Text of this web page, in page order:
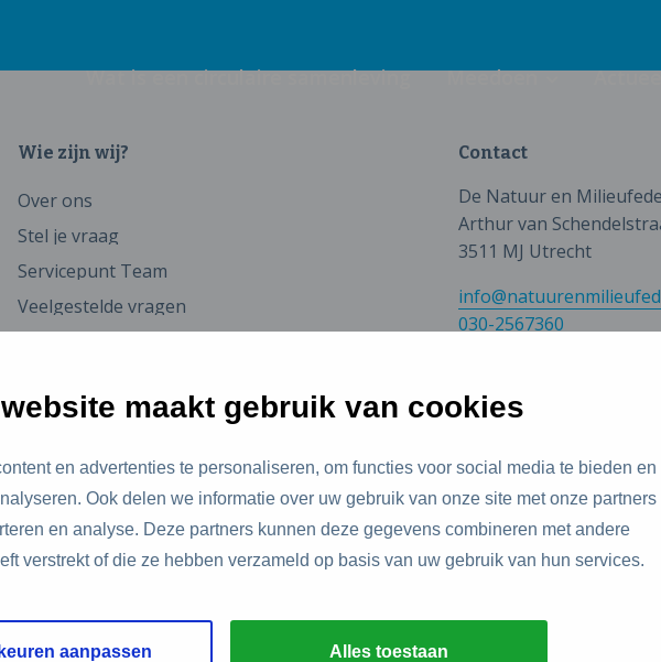
maakt gebruik van cookies
en advertenties te personaliseren, om functies voor social media te bieden en
Ook delen we informatie over uw gebruik van onze site met onze partners
en analyse. Deze partners kunnen deze gegevens combineren met andere
verstrekt of die ze hebben verzameld op basis van uw gebruik van hun services.
aanpassen Alles toestaan
Wat is een circulaire samenleving Meedoen
Wie zijn wij?
Over ons
Stel je vraag
Servicepunt Team
Veelgestelde vragen
Contact
De Natuur en
Arthur van
3511 MJ Utrecht
030-2567360